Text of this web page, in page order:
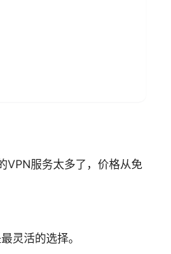
VPN服务太多了，价格从免
灵活的选择。